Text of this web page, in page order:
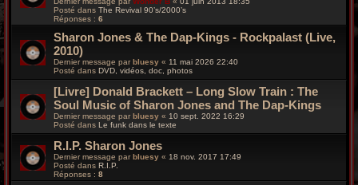
Posté dans The Revival 90’s/2000’s
Réponses : 6
Sharon Jones & The Dap-Kings - Rockpalast (Live,
2010)
Dernier message par bluesy « 11 mai 2026 22:40
Posté dans DVD, vidéos, doc, photos
[Livre] Donald Brackett – Long Slow Train : The
Soul Music of Sharon Jones and The Dap-Kings
Dernier message par bluesy « 10 sept. 2022 16:29
Posté dans Le funk dans le texte
R.I.P. Sharon Jones
Dernier message par bluesy « 18 nov. 2017 17:49
Posté dans R.I.P.
Réponses : 8